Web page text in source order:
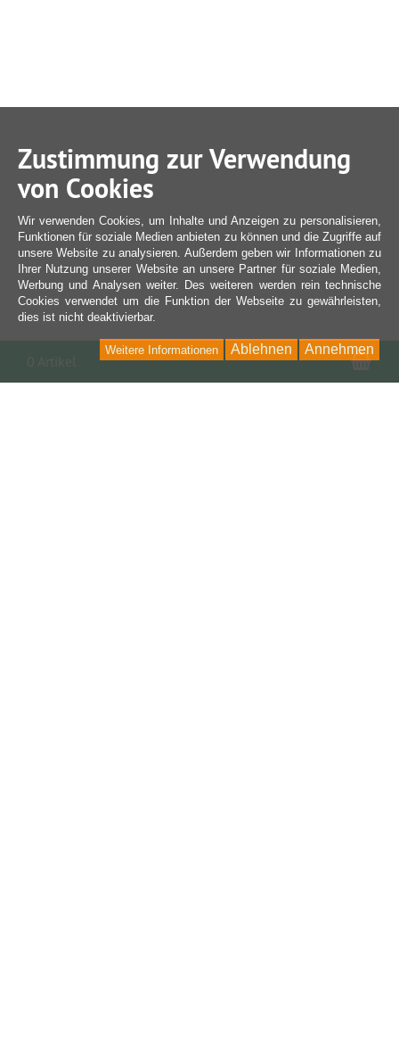
Zustimmung zur Verwendung
von Cookies
Wir verwenden Cookies, um Inhalte und Anzeigen zu personalisieren,
Funktionen für soziale Medien anbieten zu können und die Zugriffe auf
unsere Website zu analysieren. Außerdem geben wir Informationen zu
Ihrer Nutzung unserer Website an unsere Partner für soziale Medien,
Werbung und Analysen weiter. Des weiteren werden rein technische
Cookies verwendet um die Funktion der Webseite zu gewährleisten,
dies ist nicht deaktivierbar.
Annehmen
Ablehnen
Weitere Informationen